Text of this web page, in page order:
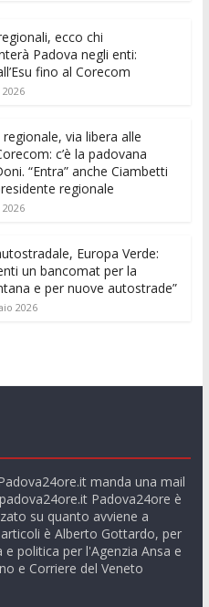
ss
e
n
er
di
t
k
e
dI
di
vi
ecco chi
Padova negli enti:
fino al Corecom
via libera alle
c’è la padovana
“Entra” anche Ciambetti
regionale
Europa Verde:
un bancomat per la
e per nuove autostrade”
2026
manda una mail
Padova24ore è
su quanto avviene a
è Alberto Gottardo, per
politica per l'Agenzia Ansa e
e Corriere del Veneto